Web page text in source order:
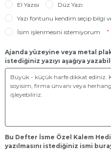
El Yazısı
Düz Yazı
Yazı fontunu kendim seçip bilgi
İsim işlenmesini istemiyorum
*
Ajanda yüzeyine veya metal
istediğiniz yazıyı aşağıya
Bu Defter İsme Özel Kalem
yazılmasını istediğiniz ismi